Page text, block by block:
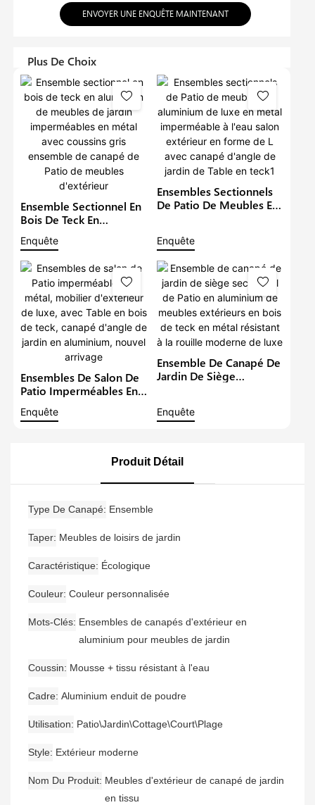
ENVOYER UNE ENQUÊTE MAINTENANT
Plus De Choix
Ensemble Sectionnel En
Bois De Teck En
Aluminium De Meubles
De Jardin Imperméables
En Métal Avec Coussins
Gris Ensemble De
Canapé De Patio De
Meubles D'extérieur
Enquête
Ensembles Sectionnels
De Patio De Meubles En
L'eau Salon Extérieur En
Forme De L Avec
Canapé D'angle De
Jardin De Table En Teck1
Enquête
Ensembles De Salon De
Patio Imperméables En
D'extérieur De Luxe,
Jardin En Aluminium,
Enquête
Ensemble De Canapé De
Jardin De Siège
Extérieurs En Bois De
De Luxe
Enquête
Produit Détail
Type De Canapé Ensemble
Taper Meubles de loisirs de jardin
Caractéristique Écologique
Couleur Couleur personnalisée
Mots-Clés Ensembles de canapés d'extérieur en
aluminium pour meubles de jardin
Coussin Mousse + tissu résistant à l'eau
Cadre Aluminium enduit de poudre
Utilisation Patio\Jardin\Cottage\Court\Plage
Style Extérieur moderne
Nom Du Produit Meubles d'extérieur de canapé de jardin
en tissu